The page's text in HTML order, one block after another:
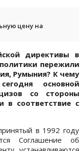
цену на
директивы в
пережили
Румыния? К чему
основной
со стороны
в соответствие с
в 1992 году
Соглашение об